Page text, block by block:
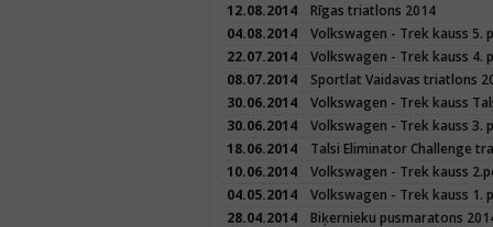
12.08.2014
Rīgas triatlons 2014
04.08.2014
Volkswagen - Trek kauss 5.
22.07.2014
Volkswagen - Trek kauss 4.
08.07.2014
Sportlat Vaidavas triatlons
30.06.2014
Volkswagen - Trek kauss
30.06.2014
Volkswagen - Trek kauss 3.
18.06.2014
Talsi Eliminator Challenge
10.06.2014
Volkswagen - Trek kauss
04.05.2014
Volkswagen - Trek kauss 1.
28.04.2014
Biķernieku pusmaratons